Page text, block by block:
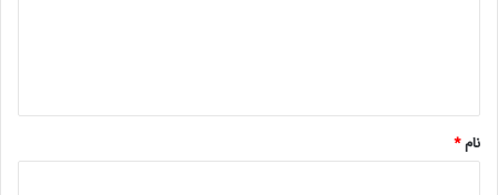
نام*